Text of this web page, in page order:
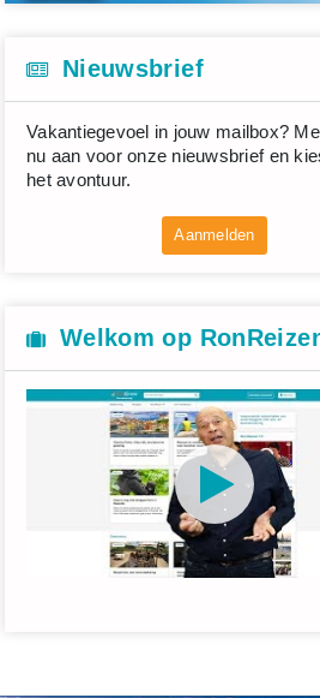
Nieuwsbrief
Vakantiegevoel in jouw mailbox?
nu aan voor onze nieuwsbrief en
het avontuur.
Aanmelden
Welkom op